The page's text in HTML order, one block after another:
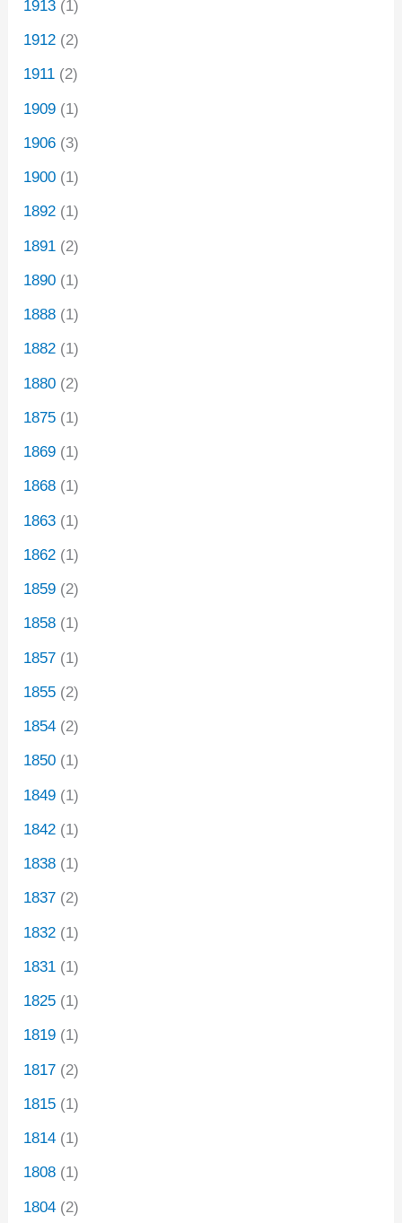
1913 (1)
1912 (2)
1911 (2)
1909 (1)
1906 (3)
1900 (1)
1892 (1)
1891 (2)
1890 (1)
1888 (1)
1882 (1)
1880 (2)
1875 (1)
1869 (1)
1868 (1)
1863 (1)
1862 (1)
1859 (2)
1858 (1)
1857 (1)
1855 (2)
1854 (2)
1850 (1)
1849 (1)
1842 (1)
1838 (1)
1837 (2)
1832 (1)
1831 (1)
1825 (1)
1819 (1)
1817 (2)
1815 (1)
1814 (1)
1808 (1)
1804 (2)